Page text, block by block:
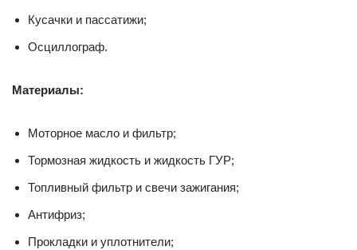
Кусачки и пассатижи;
Осциллограф.
Материалы:
Моторное масло и фильтр;
Тормозная жидкость и жидкость ГУР;
Топливный фильтр и свечи зажигания;
Антифриз;
Прокладки и уплотнители;